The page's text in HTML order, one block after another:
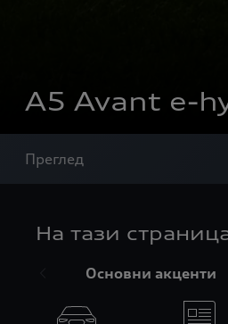
A5 Avant e-
Преглед
На тази
Основни акценти